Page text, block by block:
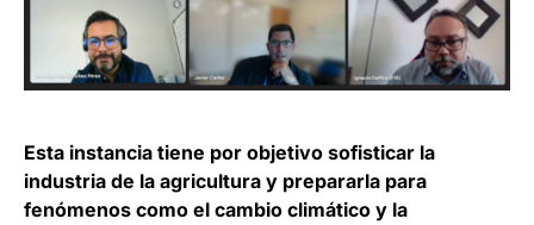
Esta instancia tiene por objetivo sofisticar la
industria de la agricultura y prepararla para
fenómenos como el cambio climático y la